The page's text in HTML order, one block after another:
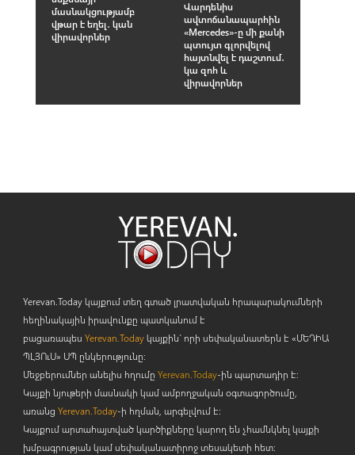
մասնակցությամբ
վթար է եղել․ կան
վիրավորներ
Վարդենիս
ավտոճանապարհին
«Mercedes»-ը մի քանի
պտույտ գլորվելով
հայտնվել է դաշտում․
կա զnհ և
վիրավnրներ
Yerevan.Today կայքում տեղ գտած լրատվական հրապարակումների
հեղինակային իրավունքը պատկանում է
բացառապես Yerevan.Todayկայքին` որի սեփականատերն է «ՄԵԴԻԱ
ՊԼՅՈւՍ» ՍՊ ընկերությունը։
Մեջբերումներ անելիս հղումը Yerevan.Today-ին պարտադիր է:
Կայքի նյութերի մասնակի կամ ամբողջական օգտագործումը,
առանց Yerevan.Today-ի հղման, արգելվում է:
Կայքում արտահայտված կարծիքները կարող են չհամնկնել կայքի
խմբագրության կամ սեփականատիրոջ տեսակետի հետ: